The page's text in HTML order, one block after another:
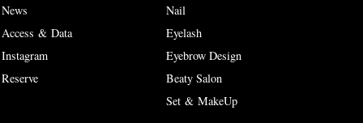
News
Access & Data
Instagram
Reserve
Nail
Eyelash
Eyebrow Design
Beaty Salon
Set & MakeUp